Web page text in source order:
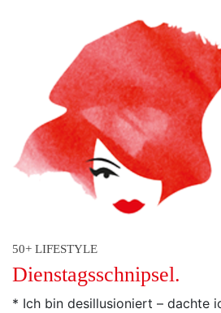
50+ LIFESTYLE
Dienstagsschnipsel.
* Ich bin desillusioniert – dachte